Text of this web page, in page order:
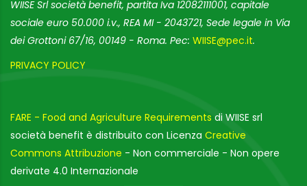
WIISE Srl società benefit, partita Iva 12082111001, capitale
sociale euro 50.000 i.v., REA MI - 2043721, Sede legale in Via
dei Grottoni 67/16, 00149 - Roma. Pec: WIISE@pec.it.
PRIVACY POLICY
FARE - Food and Agriculture Requirements di WIISE srl
società benefit è distribuito con Licenza Creative
Commons Attribuzione - Non commerciale - Non opere
derivate 4.0 Internazionale